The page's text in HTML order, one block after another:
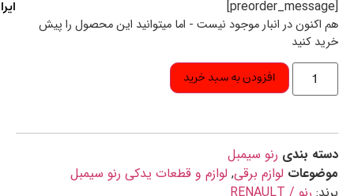
در انبار موجود نیست - اما میتوانید این محصول را پیش
کنید
افزودن به سبد خرید
بندی رنو سیمبل
لوازم برقی,لوازم و قطعات یدکی رنو سیمبل